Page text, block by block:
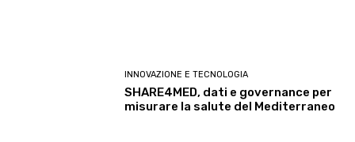
INNOVAZIONE E TECNOLOGIA
SHARE4MED, dati e governance per
misurare la salute del Mediterraneo